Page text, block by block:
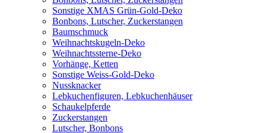
Sonstige XMAS Grün-Gold-Deko
Bonbons, Lutscher, Zuckerstangen
Baumschmuck
Weihnachtskugeln-Deko
Weihnachtssterne-Deko
Vorhänge, Ketten
Sonstige Weiss-Gold-Deko
Nussknacker
Lebkuchenfiguren, Lebkuchenhäuser
Schaukelpferde
Zuckerstangen
Lutscher, Bonbons